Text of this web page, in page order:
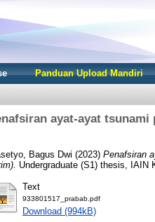
Panduan Upload Mandiri
ayat-ayat
Bagus Dwi (2023) Penafsiran
Undergraduate (S1) thesis, IAIN
Text
933801517_prabab.pdf
Download (994kB)